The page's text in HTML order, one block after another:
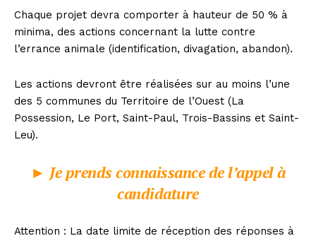
Chaque projet devra comporter à hauteur de 50 % à
minima, des actions concernant la lutte contre
l’errance animale (identification, divagation, abandon).
Les actions devront être réalisées sur au moins l’une
des 5 communes du Territoire de l’Ouest (La
Possession, Le Port, Saint-Paul, Trois-Bassins et Saint-
Leu).
► Je prends connaissance de l’appel à
candidature
Attention : La date limite de réception des réponses à